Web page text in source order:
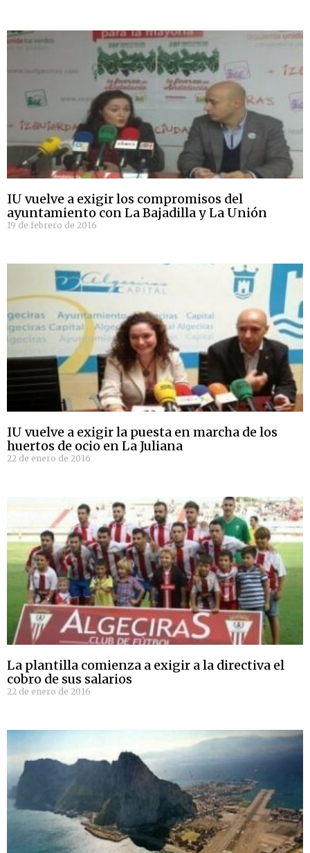
IU vuelve a exigir los compromisos del
ayuntamiento con La Bajadilla y La Unión
19 de febrero de 2016
IU vuelve a exigir la puesta en marcha de los
huertos de ocio en La Juliana
22 de enero de 2016
La plantilla comienza a exigir a la directiva el
cobro de sus salarios
22 de enero de 2016